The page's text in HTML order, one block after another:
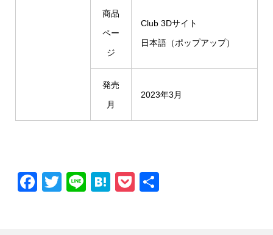
商品
ペー
ジ
Club 3Dサイト
日本語（ポップアップ）
発売
月
2023年3月
Facebook
Twitter
LineHatenaPocket